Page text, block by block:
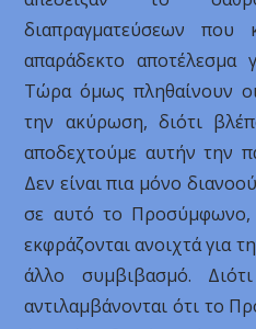
διαπραγματεύσεων
απαράδεκτο αποτέλεσμα
Τώρα όμως πληθαίνουν
την ακύρωση, διότι
αποδεχτούμε αυτήν την
Δεν είναι πια μόνο
σε αυτό το Προσύμφωνο,
εκφράζονται ανοιχτά για
άλλο συμβιβασμό.
αντιλαμβάνονται ότι το